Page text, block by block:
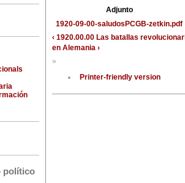
político
Adjunto
1920-09-00-saludosPCGB-zetkin.pdf
‹ 1920.00.00 Las batallas
en Alemania ›
»
Printer-friendly version